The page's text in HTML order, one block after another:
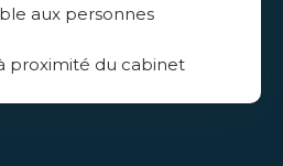
aux personnes
proximité du cabinet